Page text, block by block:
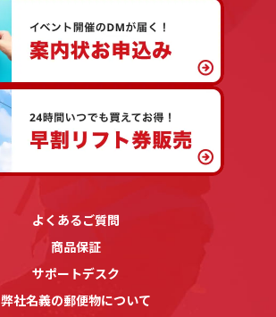
よくあるご質問
商品保証
サポートデスク
弊社名義の郵便物について